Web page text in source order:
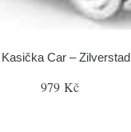
Kasička Car – Zilverstad
979 Kč